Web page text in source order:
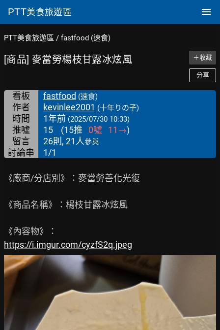
PTT美食旅遊區
PTT美食旅遊區 / fastfood (速食)
[商品] 麥當勞楊枝甘露冰炫風 ＋收藏
分享
看板 fastfood (速食)
作者 kevinlee2001 (十年りの子)
時間 1年前 (2025/07/30 10:33)
推噓 15 (15推 0噓 11 →)
留言
26則, 21人參與
討論串 1/1
《廠商/分店別》：麥當勞善化光復
《商品名稱》：楊枝甘露冰炫風
https://i.imgur.com/cyzfS2q.jpeg